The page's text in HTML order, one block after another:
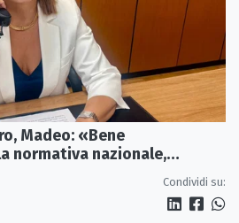
Madeo: «Bene
normativa nazionale,
Condividi su: